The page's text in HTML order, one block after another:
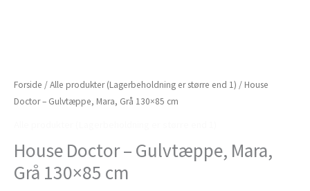
Forside /Alle produkter (Lagerbeholdning er større end 1) / House
Doctor – Gulvtæppe, Mara, Grå 130×85 cm
House Doctor – Gulvtæppe, Mara,
Grå 130×85 cm